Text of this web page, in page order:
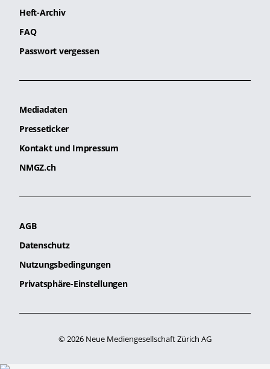
Heft-Archiv
FAQ
Passwort vergessen
Mediadaten
Presseticker
Kontakt und Impressum
NMGZ.ch
AGB
Datenschutz
Nutzungsbedingungen
Privatsphäre-Einstellungen
© 2026 Neue Mediengesellschaft Zürich AG